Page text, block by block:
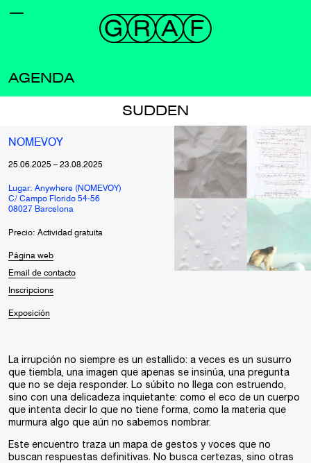
AGENDA
SUDDEN
NOMEVOY
25.06.2025 – 23.08.2025
Lugar: Anywhere (NOMEVOY)
C/ Campo Florido 54-56
08027 Barcelona
Precio: Actividad gratuita
Página web
Email de contacto
Inscripcions
Exposición
La irrupción no siempre es un estallido: a veces es un susurro
que tiembla, una imagen que apenas se insinúa, una pregunta
que no se deja responder. Lo súbito no llega con estruendo,
sino con una delicadeza inquietante: como el eco de un cuerpo
que intenta decir lo que no tiene forma, como la materia que
murmura algo que aún no sabemos nombrar.
Este encuentro traza un mapa de gestos y voces que no
buscan respuestas definitivas. No busca certezas, sino otras